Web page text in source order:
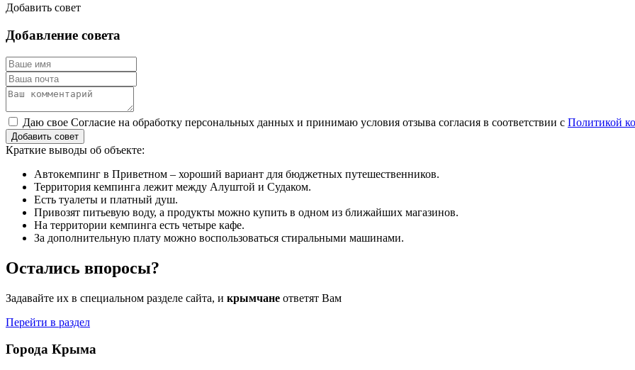
Добавить совет
Добавление совета
Даю свое Согласие на обработку персональных данных и принимаю условия отзыва согласия в соответствии с Политикой
Добавить совет
Краткие выводы об объекте:
Автокемпинг в Приветном – хороший вариант для бюджетных путешественников.
Территория кемпинга лежит между Алуштой и Судаком.
Есть туалеты и платный душ.
Привозят питьевую воду, а продукты можно купить в одном из ближайших магазинов.
На территории кемпинга есть четыре кафе.
За дополнительную плату можно воспользоваться стиральными машинами.
Остались впоросы?
Задавайте их в специальном разделе сайта, и крымчане ответят Вам
Перейти в раздел
Города Крыма